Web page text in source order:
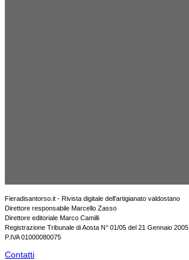
Fieradisantorso.it - Rivista digitale dell'artigianato valdostano
Direttore responsabile Marcello Zasso
Direttore editoriale Marco Camilli
Registrazione Tribunale di Aosta N° 01/05 del 21 Gennaio 2005
P.IVA 01000080075
Contatti